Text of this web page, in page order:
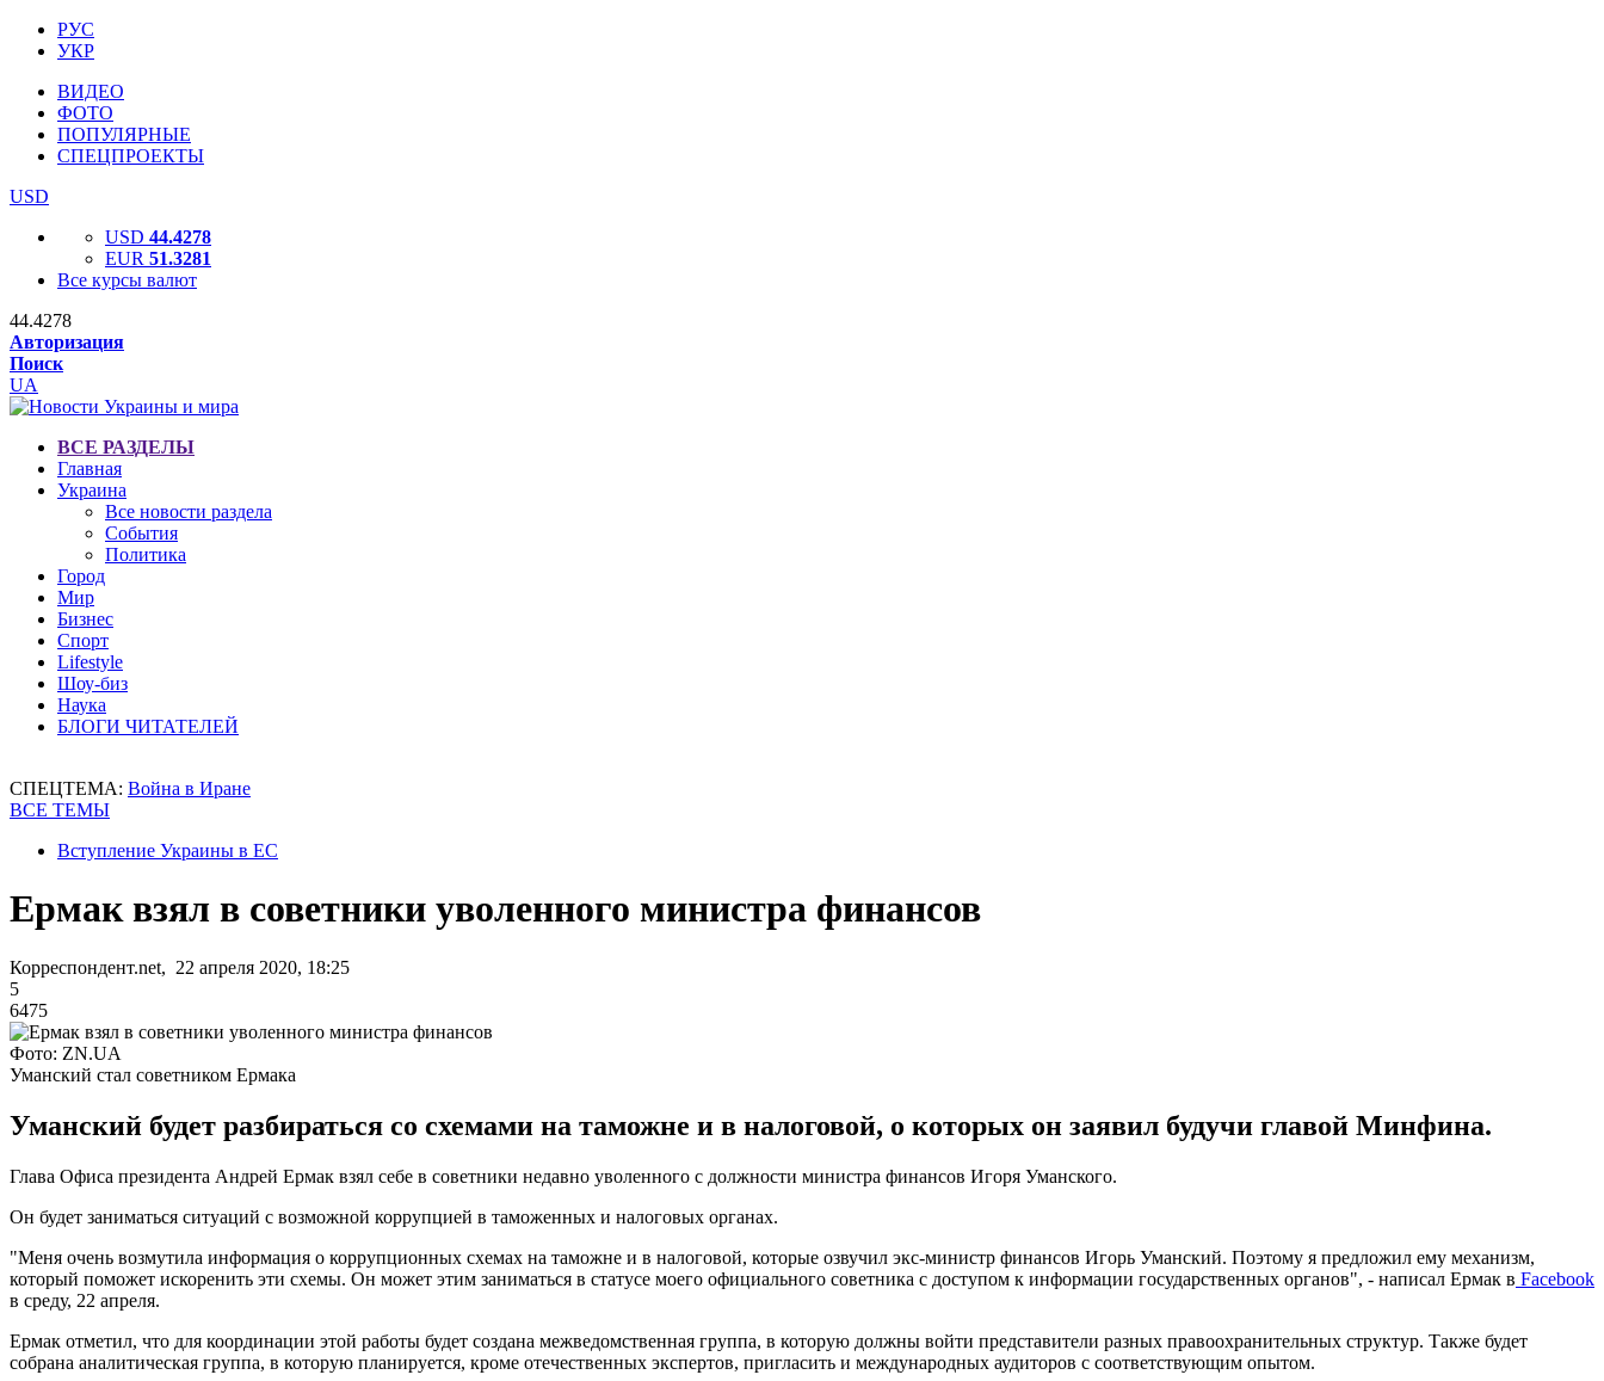
РУС
УКР
ВИДЕО
ФОТО
ПОПУЛЯРНЫЕ
СПЕЦПРОЕКТЫ
USD
USD 44.4278
EUR 51.3281
Все курсы валют
44.4278
Авторизация
Поиск
UA
ВСЕ РАЗДЕЛЫ
Главная
Украина
Все новости раздела
События
Политика
Город
Мир
Бизнес
Спорт
Lifestyle
Шоу-биз
Наука
БЛОГИ ЧИТАТЕЛЕЙ
СПЕЦТЕМА: Война в Иране
ВСЕ ТЕМЫ
Вступление Украины в ЕС
Ермак взял в советники уволенного министра финансов
Корреспондент.net, 22 апреля 2020, 18:25
5
6475
Фото: ZN.UA
Уманский стал советником Ермака
Уманский будет разбираться со схемами на таможне и в налоговой, о которых он заявил будучи главой Минфина.
Глава Офиса президента Андрей Ермак взял себе в советники недавно уволенного с должности министра финансов Игоря Уманского.
Он будет заниматься ситуаций с возможной коррупцией в таможенных и налоговых органах.
"Меня очень возмутила информация о коррупционных схемах на таможне и в налоговой, которые озвучил экс-министр финансов Игорь Уманский. Поэтому я предложил ему механизм,
который поможет искоренить эти схемы. Он может этим заниматься в статусе моего официального советника с доступом к информации государственных органов", - написал Ермак в Facebook
в среду, 22 апреля.
Ермак отметил, что для координации этой работы будет создана межведомственная группа, в которую должны войти представители разных правоохранительных структур. Также будет
собрана аналитическая группа, в которую планируется, кроме отечественных экспертов, пригласить и международных аудиторов с соответствующим опытом.